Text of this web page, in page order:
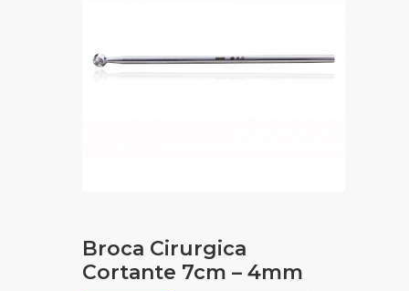
Broca Cirurgica
Cortante 7cm – 4mm